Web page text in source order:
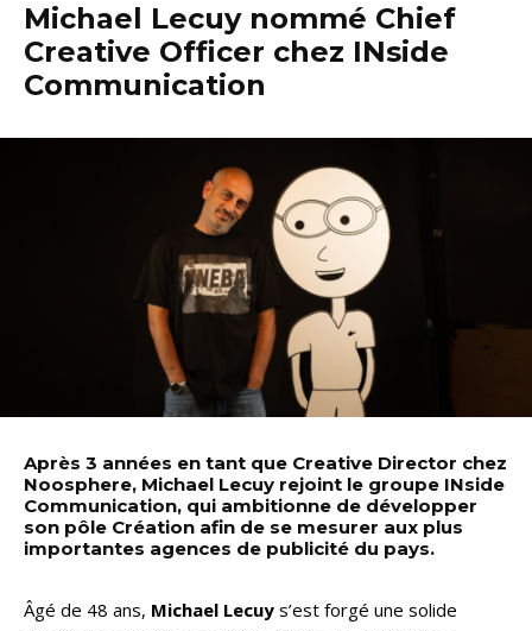
Michael Lecuy nommé Chief
Creative Officer chez INside
Communication
Après 3 années en tant que Creative Director chez
Noosphere, Michael Lecuy rejoint le groupe INside
Communication, qui ambitionne de développer
son pôle Création afin de se mesurer aux plus
importantes agences de publicité du pays.
Âgé de 48 ans, Michael Lecuy s’est forgé une solide